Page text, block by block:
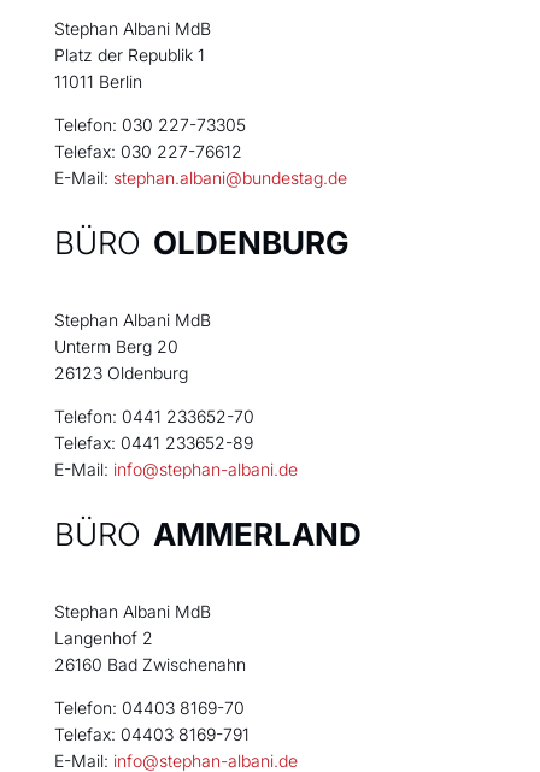
Stephan Albani MdB
Platz der Republik 1
11011 Berlin
Telefon: 030 227-73305
Telefax: 030 227-76612
E-Mail: stephan.albani@bundestag.de
BÜRO OLDENBURG
Stephan Albani MdB
Unterm Berg 20
26123 Oldenburg
Telefon: 0441 233652-70
Telefax: 0441 233652-89
E-Mail: info@stephan-albani.de
BÜRO AMMERLAND
Stephan Albani MdB
Langenhof 2
26160 Bad Zwischenahn
Telefon: 04403 8169-70
Telefax: 04403 8169-791
E-Mail: info@stephan-albani.de